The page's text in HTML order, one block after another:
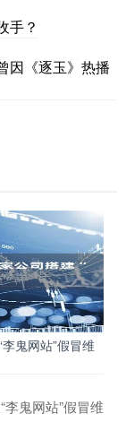
手？
因《逐玉》热播
鬼网站”假冒维
鬼网站”假冒维